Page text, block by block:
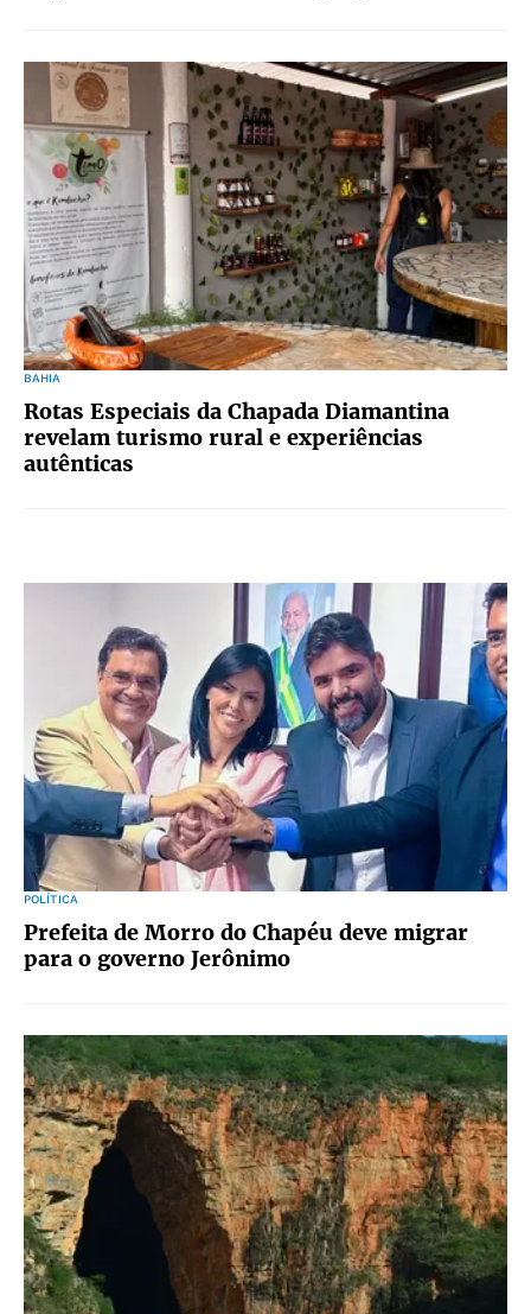
BAHIA
Rotas Especiais da Chapada Diamantina
revelam turismo rural e experiências
autênticas
POLÍTICA
Prefeita de Morro do Chapéu deve migrar
para o governo Jerônimo